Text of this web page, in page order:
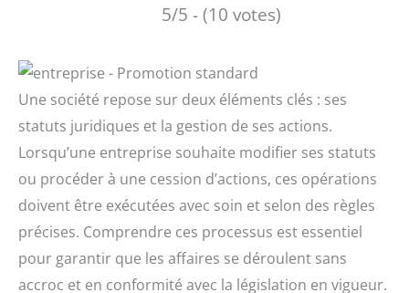
5/5 - (10 votes)
Une société repose sur deux éléments clés : ses
statuts juridiques et la gestion de ses actions.
Lorsqu’une entreprise souhaite modifier ses statuts
ou procéder à une cession d’actions, ces opérations
doivent être exécutées avec soin et selon des règles
précises. Comprendre ces processus est essentiel
pour garantir que les affaires se déroulent sans
accroc et en conformité avec la législation en vigueur.